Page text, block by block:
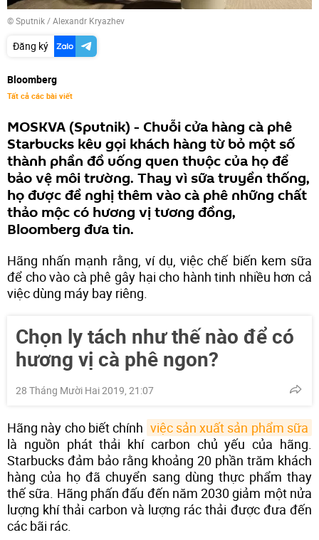
© Sputnik / Alexandr Kryazhev
Đăng ký
Bloomberg
Tất cả các bài viết
MOSKVA (Sputnik) - Chuỗi cửa hàng cà phê
Starbucks kêu gọi khách hàng từ bỏ một số
thành phần đồ uống quen thuộc của họ để
bảo vệ môi trường. Thay vì sữa truyền thống,
họ được đề nghị thêm vào cà phê những chất
thảo mộc có hương vị tương đồng,
Bloomberg đưa tin.
Hãng nhấn mạnh rằng, ví dụ, việc chế biến kem sữa
để cho vào cà phê gây hại cho hành tinh nhiều hơn cả
việc dùng máy bay riêng.
Chọn ly tách như thế nào để có
hương vị cà phê ngon?
28 Tháng Mười Hai 2019, 21:07
Hãng này cho biết chính việc sản xuất sản phẩm sữa
là nguồn phát thải khí carbon chủ yếu của hãng.
Starbucks đảm bảo rằng khoảng 20 phần trăm khách
hàng của họ đã chuyển sang dùng thực phẩm thay
thế sữa. Hãng phấn đấu đến năm 2030 giảm một nửa
lượng khí thải carbon và lượng rác thải được đưa đến
các bãi rác.